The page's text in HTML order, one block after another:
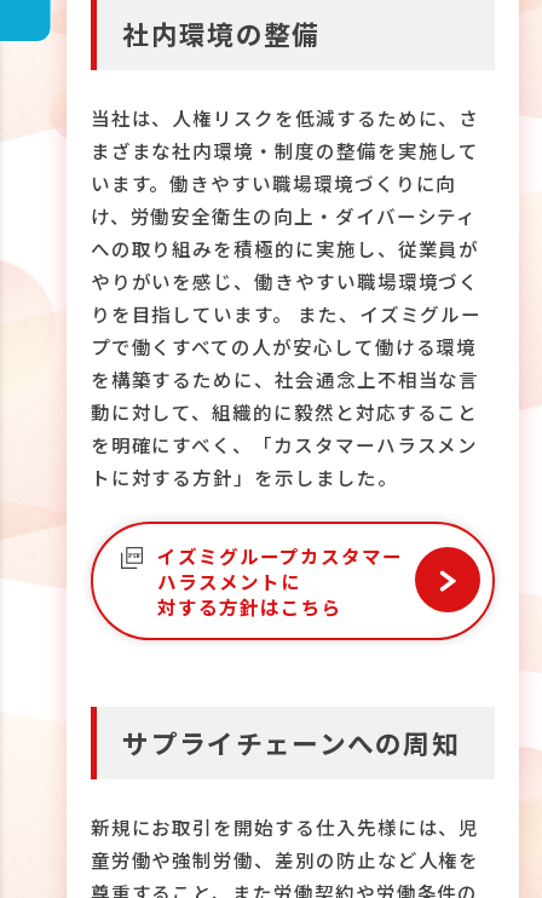
社内環境の整備
当社は、人権リスクを低減するために、さ
まざまな社内環境・制度の整備を実施して
います。働きやすい職場環境づくりに向
け、労働安全衛生の向上・ダイバーシティ
への取り組みを積極的に実施し、従業員が
やりがいを感じ、働きやすい職場環境づく
りを目指しています。 また、イズミグルー
プで働くすべての人が安心して働ける環境
を構築するために、社会通念上不相当な言
動に対して、組織的に毅然と対応すること
を明確にすべく、「カスタマーハラスメン
トに対する方針」を示しました。
イズミグループカスタマー
ハラスメントに
対する方針はこちら
サプライチェーンへの周知
新規にお取引を開始する仕入先様には、児
童労働や強制労働、差別の防止など人権を
尊重すること、また労働契約や労働条件の